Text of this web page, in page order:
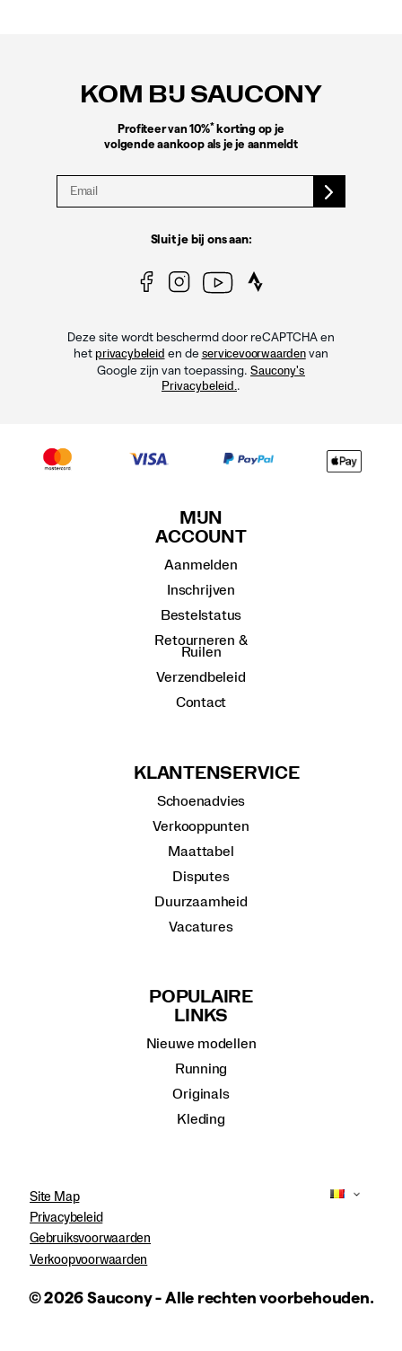
KOM BIJ SAUCONY
Profiteer van 10%* korting op je
volgende aankoop als je je aanmeldt
Sluit je bij ons aan:
Deze site wordt beschermd door reCAPTCHA en
het privacybeleid en de servicevoorwaardenvan
Google zijn van toepassing. Saucony's
Privacybeleid. .
MIJN
ACCOUNT
Aanmelden
Inschrijven
Bestelstatus
Retourneren &
Ruilen
Verzendbeleid
Contact
KLANTENSERVICE
Schoenadvies
Verkooppunten
Maattabel
Disputes
Duurzaamheid
Vacatures
POPULAIRE
LINKS
Nieuwe modellen
Running
Originals
Kleding
Site Map
Privacybeleid
Gebruiksvoorwaarden
Verkoopvoorwaarden
© 2026 Saucony - Alle rechten voorbehouden.